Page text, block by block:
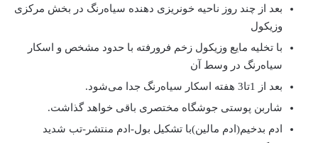
بعد از چند روز ناحیه خونریزی دهنده سیاه‌رنگ در بخش مرکزی
وزیکول
با تخلیه مایع وزیکول زخم فرورفته با حدود مشخص و اسکار
سیاه‌رنگ در وسط آن
بعد از 1تا3 هفته اسکار سیاه‌رنگ جدا می‌شود.
شاربن پوستی جوشگاه مختصری باقی خواهد گذاشت.
ادم بدخیم(ادم مالین)با تشکیل بول-ادم منتشر-تب شدید